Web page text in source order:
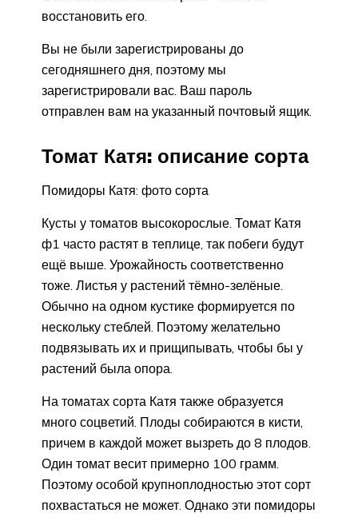
восстановить его.
Вы не были зарегистрированы до
сегодняшнего дня, поэтому мы
зарегистрировали вас. Ваш пароль
отправлен вам на указанный почтовый ящик.
Томат Катя: описание сорта
Помидоры Катя: фото сорта
Кусты у томатов высокорослые. Томат Катя
ф1 часто растят в теплице, так побеги будут
ещё выше. Урожайность соответственно
тоже. Листья у растений тёмно-зелёные.
Обычно на одном кустике формируется по
нескольку стеблей. Поэтому желательно
подвязывать их и прищипывать, чтобы бы у
растений была опора.
На томатах сорта Катя также образуется
много соцветий. Плоды собираются в кисти,
причем в каждой может вызреть до 8 плодов.
Один томат весит примерно 100 грамм.
Поэтому особой крупноплодностью этот сорт
похвастаться не может. Однако эти помидоры